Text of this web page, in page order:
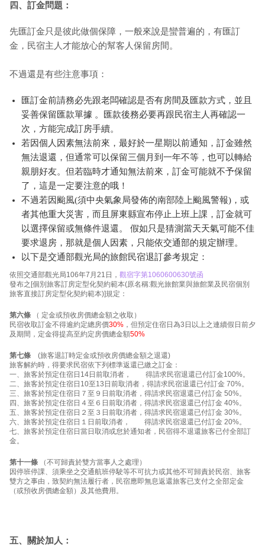
四、訂金問題：
先匯訂金只是彼此做個保障，一般來說是蠻普遍的，有匯訂
金，民宿主人才能放心的幫客人保留房間。
不過還是有些注意事項：
匯訂金前請務必先跟老闆確認是否有房間及匯款方式，並且
妥善保留匯款單據 。匯款後務必要再跟民宿主人再確認一
次，方能完成訂房手續。
若因個人因素無法前來，最好於一星期以前通知，訂金雖然
無法退還，但通常可以保留三個月到一年不等，也可以轉給
親朋好友。但若臨時才通知無法前來，訂金可能就不予保留
了，這是一定要注意的哦！
不過若因颱風(須中央氣象局發佈的南部陸上颱風警報)，或
者其他重大災害，而且屏東縣宣布停止上班上課，訂金就可
以選擇保留或無條件退還。 假如只是猜測當天天氣可能不佳
要求退房，那就是個人因素，只能依交通部的規定辦理。
以下是交通部觀光局的旅館民宿退訂參考規定：
依照交通部觀光局106年7月21日， 觀宿字第1060600630號函
發布之[個別旅客訂房定型化契約範本(原名稱:觀光旅館業與旅館業及民宿個別
旅客直接訂房定型化契約範本)]規定：
第六條 （ 定金或預收房價總金額之收取）
民宿收取訂金不得逾約定總房價30% ，但預定住宿日為3日以上之連續假日前夕
及期間，定金得提高至約定房價總金額50%
第七條 (旅客退訂時定金或預收房價總金額之退還)
旅客解約時，得要求民宿依下列標準返還已繳之訂金：
一、旅客於預定住宿日14日前取消者， 得請求民宿退還已付訂金100%。
二、旅客於預定住宿日10至13日前取消者，得請求民宿退還已付訂金 70%。
三、旅客於預定住宿日７至９日前取消者，得請求民宿退還已付訂金 50%。
四、旅客於預定住宿日４至６日前取消者，得請求民宿退還已付訂金 40%。
五、旅客於預定住宿日２至３日前取消者，得請求民宿退還已付訂金 30%。
六、旅客於預定住宿日１日前取消者， 得請求民宿退還已付訂金 20%。
七、旅客於預定住宿日當日取消或怠於通知者，民宿得不退還旅客已付全部訂
金。
第十一條 （不可歸責於雙方當事人之處理）
因停班停課、須乘坐之交通航班停駛等不可抗力或其他不可歸責於民宿、旅客
雙方之事由，致契約無法履行者，民宿應即無息返還旅客已支付之全部定金
（或預收房價總金額）及其他費用。
五、關於加人：